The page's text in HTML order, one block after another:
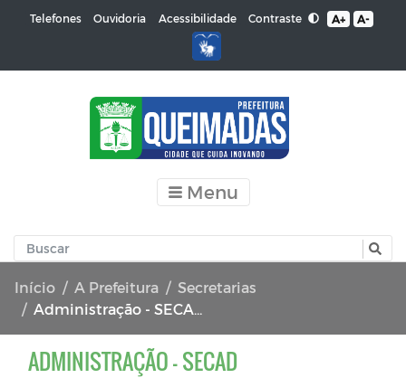
Telefones Ouvidoria Acessibilidade Contraste A+ A-
Menu
Início A Prefeitura
Secretarias
Administração - SECAD
ADMINISTRAÇÃO - SECAD